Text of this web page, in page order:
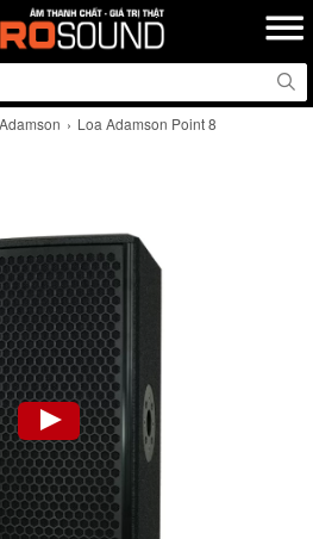
Loa Adamson Point 8